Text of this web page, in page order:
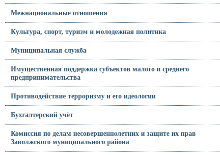
Межнациональные отношения
Культура, спорт, туризм и молодежная политика
Муниципальная служба
Имущественная поддержка субъектов малого и среднего
предпринимательства
Противодействие терроризму и его идеологии
Бухгалтерский учёт
Комиссия по делам несовершеннолетних и защите их прав
Заволжского муниципального района